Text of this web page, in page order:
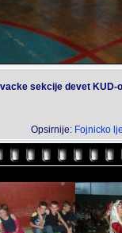
sekcije devet
Opsirnije: Fojnicko